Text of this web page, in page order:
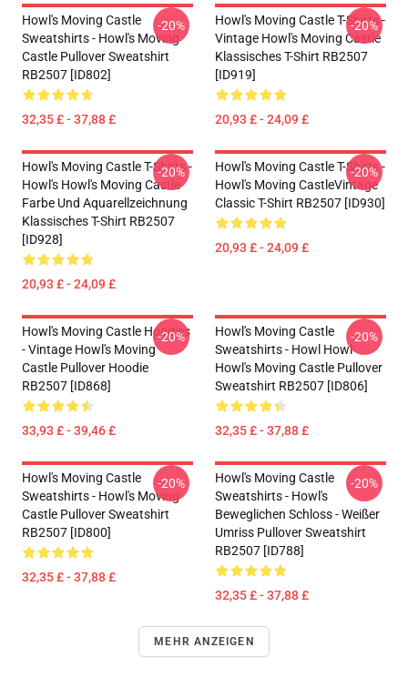
Howl's Moving Castle
Sweatshirts - Howl's Moving
Castle Pullover Sweatshirt
RB2507 [ID802]
32,35 £ - 37,88 £
-20%
Howl's Moving Castle T-Shirts -
Vintage Howl's Moving Castle
Klassisches T-Shirt RB2507
[ID919]
20,93 £ - 24,09 £
-20%
Howl's Moving Castle T-Shirts -
Howl's Howl's Moving Castle
Farbe Und Aquarellzeichnung
Klassisches T-Shirt RB2507
[ID928]
20,93 £ - 24,09 £
-20%
Howl's Moving Castle T-Shirts -
Howl's Moving CastleVintage
Classic T-Shirt RB2507 [ID930]
20,93 £ - 24,09 £
-20%
Howl's Moving Castle Hoodies
- Vintage Howl's Moving
Castle Pullover Hoodie
RB2507 [ID868]
33,93 £ - 39,46 £
-20%
Howl's Moving Castle
Sweatshirts - Howl Howl
Howl's Moving Castle Pullover
Sweatshirt RB2507 [ID806]
32,35 £ - 37,88 £
-20%
Howl's Moving Castle
Sweatshirts - Howl's Moving
Castle Pullover Sweatshirt
RB2507 [ID800]
32,35 £ - 37,88 £
-20%
Howl's Moving Castle
Sweatshirts - Howl's
Beweglichen Schloss - Weißer
Umriss Pullover Sweatshirt
RB2507 [ID788]
32,35 £ - 37,88 £
-20%
MEHR ANZEIGEN